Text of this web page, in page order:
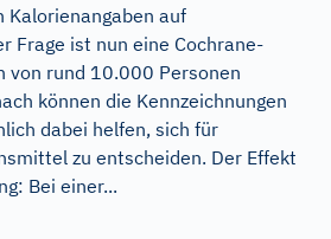
Kalorienangaben auf
Frage ist nun eine Cochrane-
von rund 10.000 Personen
können die Kennzeichnungen
dabei helfen, sich für
zu entscheiden. Der Effekt
Bei einer...